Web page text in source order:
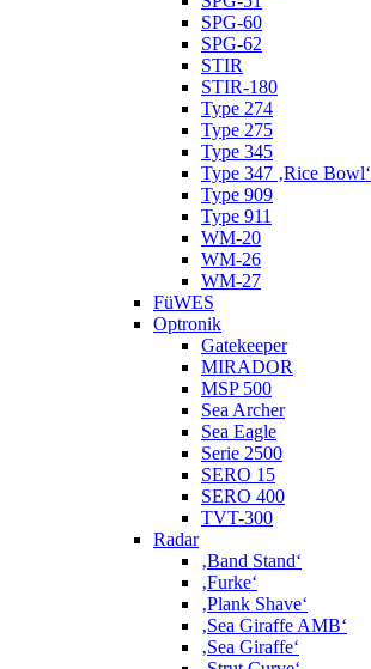
SPG-60
SPG-62
STIR
STIR-180
Type 274
Type 275
Type 345
Type 347 ‚Rice Bowl‘
Type 909
Type 911
WM-20
WM-26
WM-27
FüWES
Optronik
Gatekeeper
MIRADOR
MSP 500
Sea Archer
Sea Eagle
Serie 2500
SERO 15
SERO 400
TVT-300
Radar
‚Band Stand‘
‚Furke‘
‚Plank Shave‘
‚Sea Giraffe AMB‘
‚Sea Giraffe‘